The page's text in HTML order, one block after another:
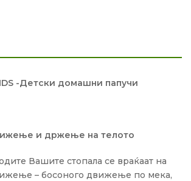
-Детски домашни папучи
и држење на телото
Вашите стопала се враќаат на
– босоного движење по мека,